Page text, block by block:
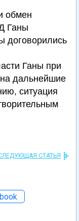
обмен
Ганы
договорились
Ганы при
дальнейшие
ситуация
СТАТЬЯ